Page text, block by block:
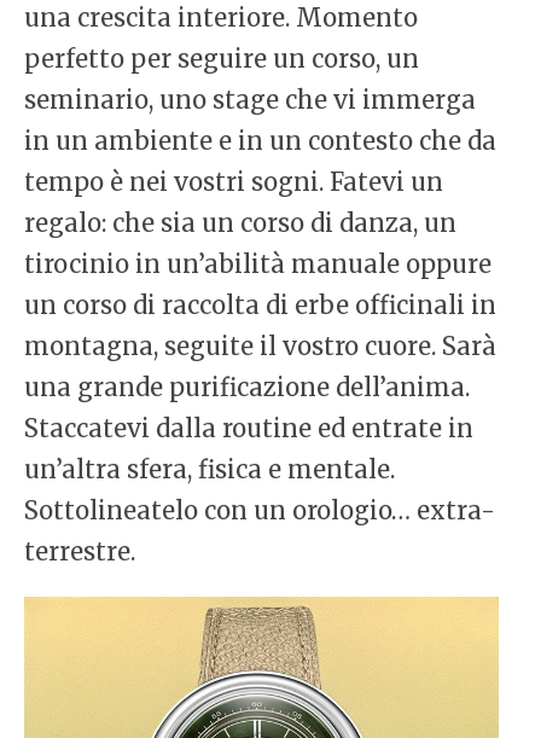
una crescita interiore. Momento
perfetto per seguire un corso, un
seminario, uno stage che vi immerga
in un ambiente e in un contesto che da
tempo è nei vostri sogni. Fatevi un
regalo: che sia un corso di danza, un
tirocinio in un’abilità manuale oppure
un corso di raccolta di erbe officinali in
montagna, seguite il vostro cuore. Sarà
una grande purificazione dell’anima.
Staccatevi dalla routine ed entrate in
un’altra sfera, fisica e mentale.
Sottolineatelo con un orologio… extra-
terrestre.